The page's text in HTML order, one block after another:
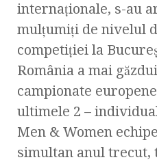
internaţionale, s-au
mulţumiţi de nivelul
competiţiei la
România a mai
campionate
ultimele 2 –
Men & Women
simultan anul trecut,